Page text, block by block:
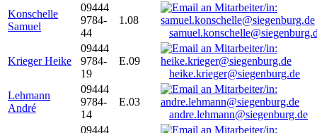
Konschelle
Samuel
09444
9784-
44
1.08
Krieger Heike
09444
9784-
19
E.09
heike.krieger@siegenburg.de
Lehmann
André
09444
9784-
14
E.03
andre.lehmann@siegenburg.de
09444